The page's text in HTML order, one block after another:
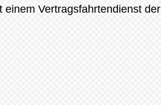
Vertragsfahrtendienst der